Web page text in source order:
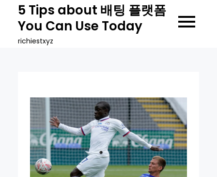
content
5 Tips about 배팅 플랫폼
You Can Use Today
richiestxyz